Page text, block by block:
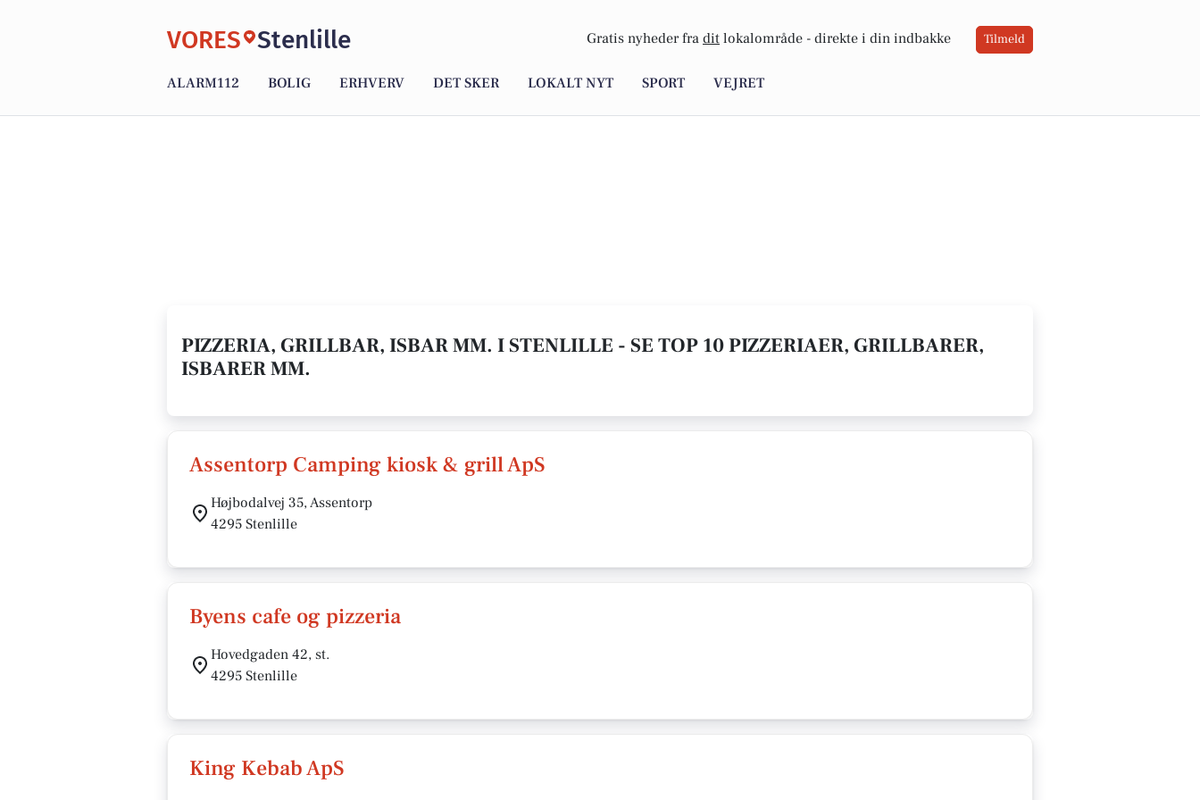
VORES Stenlille Gratis nyheder fra dit lokalområde - direkte i din indbakke Tilmeld
ALARM112 BOLIG ERHVERV DET SKER LOKALT NYT SPORT VEJRET
PIZZERIA, GRILLBAR, ISBAR MM. I STENLILLE - SE TOP 10 PIZZERIAER, GRILLBARER,
ISBARER MM.
Assentorp Camping kiosk & grill ApS
Højbodalvej 35, Assentorp
4295 Stenlille
Byens cafe og pizzeria
Hovedgaden 42, st.
4295 Stenlille
King Kebab ApS